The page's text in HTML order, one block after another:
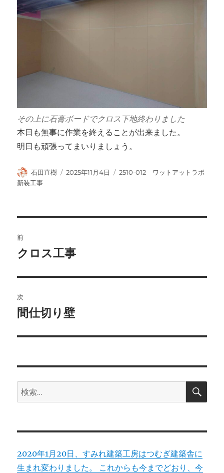
その上に石膏ボードでクロス下地終わりました
本日も無事に作業を終えることが出来ました。
明日も頑張ってまいりましょう。
投
稿
石田直樹
投
2025年11月4日
カ
2510-012 ワットアットラボ
新装工事
稿
ビ
ゲ
ー
ン
前
前
投
稿:
クロス工事
次
次
投
間仕切り壁
検
索:
検
2020年1月20日、すみれ建築工房はつむぎ建築舎に
生まれ変わりました。 これからも今までどおり、今